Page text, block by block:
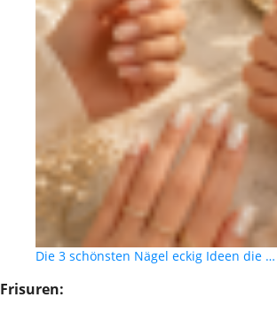
Die 3 schönsten Nägel eckig Ideen die …
Frisuren: